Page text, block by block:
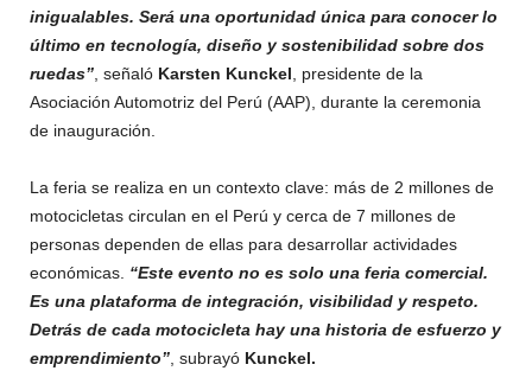
inigualables. Será una oportunidad única para conocer lo
último en tecnología, diseño y sostenibilidad sobre dos
ruedas”, señaló Karsten Kunckel, presidente de la
Asociación Automotriz del Perú (AAP), durante la ceremonia
de inauguración.
La feria se realiza en un contexto clave: más de 2 millones de
motocicletas circulan en el Perú y cerca de 7 millones de
personas dependen de ellas para desarrollar actividades
económicas. “Este evento no es solo una feria comercial.
Es una plataforma de integración, visibilidad y respeto.
Detrás de cada motocicleta hay una historia de esfuerzo y
emprendimiento”, subrayó Kunckel.